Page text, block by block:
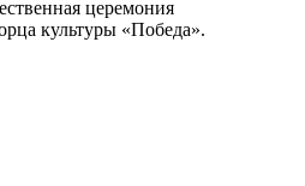
церемония
культуры «Победа».